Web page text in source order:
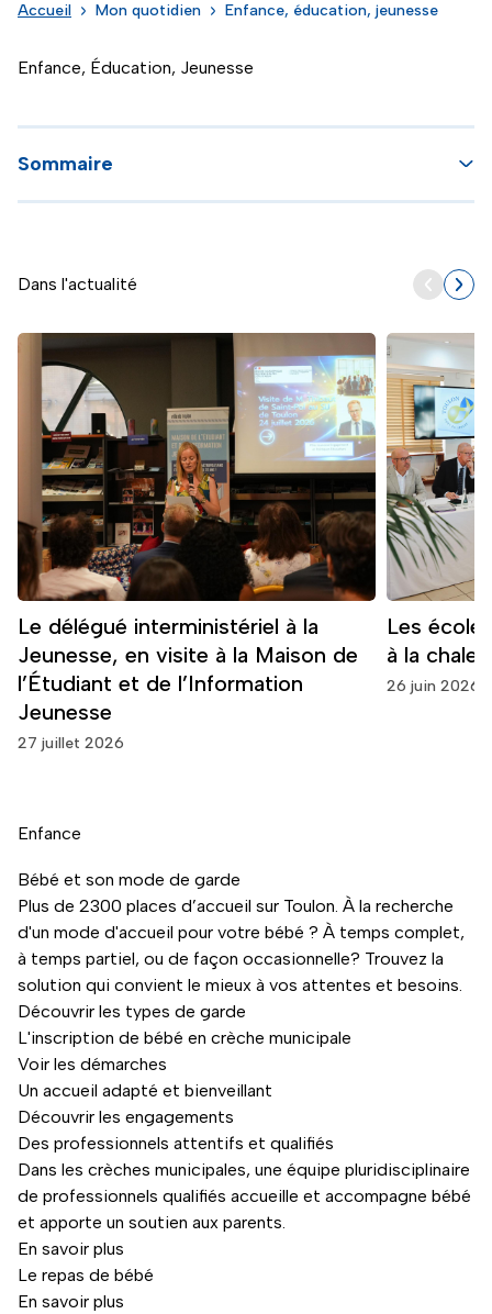
Accueil Mon quotidien Enfance, éducation, jeunesse
Enfance, Éducation, Jeunesse
Sommaire
Dans l'actualité
Le délégué interministériel à la
Jeunesse, en visite à la Maison de
l’Étudiant et de l’Information
Jeunesse
27 juillet 2026
Les
à la
26 juin 2026
Enfance
Bébé et son mode de garde
Plus de 2300 places d’accueil sur Toulon. À la recherche
d'un mode d'accueil pour votre bébé ? À temps complet,
à temps partiel, ou de façon occasionnelle? Trouvez la
solution qui convient le mieux à vos attentes et besoins.
Découvrir les types de garde
L'inscription de bébé en crèche municipale
Voir les démarches
Un accueil adapté et bienveillant
Découvrir les engagements
Des professionnels attentifs et qualifiés
Dans les crèches municipales, une équipe pluridisciplinaire
de professionnels qualifiés accueille et accompagne bébé
et apporte un soutien aux parents.
En savoir plus
Le repas de bébé
En savoir plus